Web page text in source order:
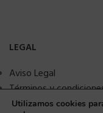
LEGAL
Aviso Legal
Términos y
Política de privacidad
Utilizamos cookies